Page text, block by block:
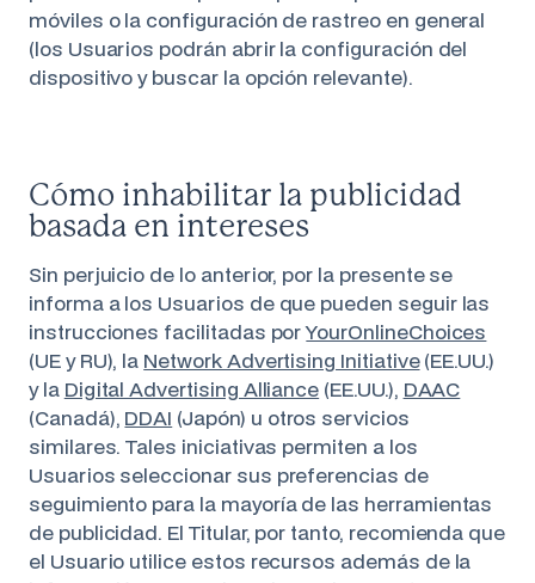
móviles o la configuración de rastreo en general
(los Usuarios podrán abrir la configuración del
dispositivo y buscar la opción relevante).
Cómo inhabilitar la publicidad
basada en intereses
Sin perjuicio de lo anterior, por la presente se
informa a los Usuarios de que pueden seguir las
instrucciones facilitadas porYourOnlineChoices
(UE y RU), la Network Advertising Initiative(EE.UU.)
y la Digital Advertising Alliance (EE.UU.), DAAC
(Canadá), DDAI (Japón) u otros servicios
similares. Tales iniciativas permiten a los
Usuarios seleccionar sus preferencias de
seguimiento para la mayoría de las herramientas
de publicidad. El Titular, por tanto, recomienda que
el Usuario utilice estos recursos además de la